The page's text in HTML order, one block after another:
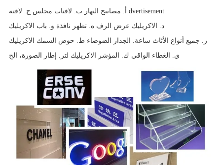
أ. مصابيح النهار ب. لافتات مجلس ج. لافتة dvertisement
د. الاكريليك عرض الرف ه. تظهر نافذة و. باب الاكريليك
ز. جميع أنواع الأثاث ساعة. الجدار الضوضاء ط. حوض السمك الاكريليك
ي. الغطاء الواقي ك. المؤشر الاكريليك لتر. إطار الصورة، الخ